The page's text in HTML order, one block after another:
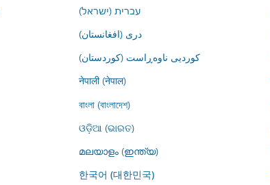
עברית (ישראל)
درى (افغانستان)
کوردیی ناوەڕاست (کوردستان)
नेपाली (नेपाल)
বাংলা (বাংলাদেশ)
ଓଡ଼ିଆ (ଭାରତ)
മലയാളം (ഇന്ത്യ)
한국어 (대한민국)